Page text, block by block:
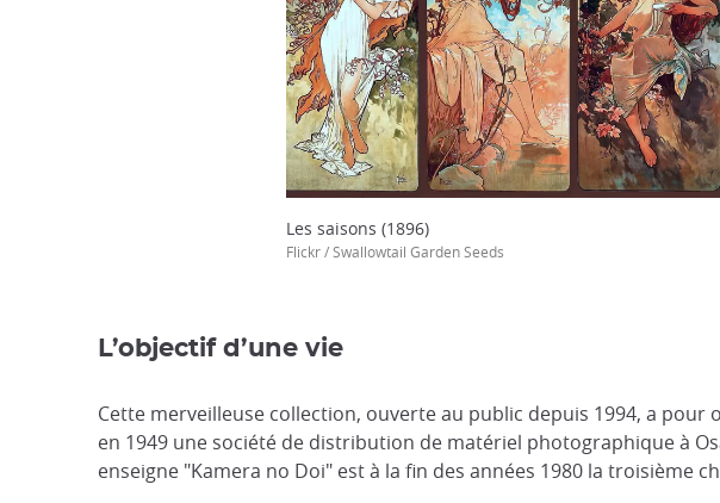
Les saisons (1896)
Flickr / Swallowtail Garden Seeds
L’objectif d’une vie
Cette merveilleuse collection, ouverte au public depuis 1994, a
en 1949 une société de distribution de matériel photographique à
enseigne "Kamera no Doi" est à la fin des années 1980 la troisième